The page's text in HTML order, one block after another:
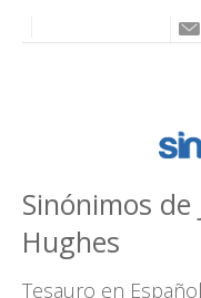
Sinónimos de
Hughes
Tesauro en